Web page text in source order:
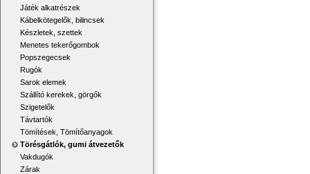
Játék alkatrészek
Kábelkötegelők, bilincsek
Készletek, szettek
Menetes tekerőgombok
Popszegecsek
Rugók
Sarok elemek
Szállító kerekek, görgők
Szigetelők
Távtartók
Tömítések, Tömítőanyagok
Törésgátlók, gumi átvezetők
Vakdugók
Zárak